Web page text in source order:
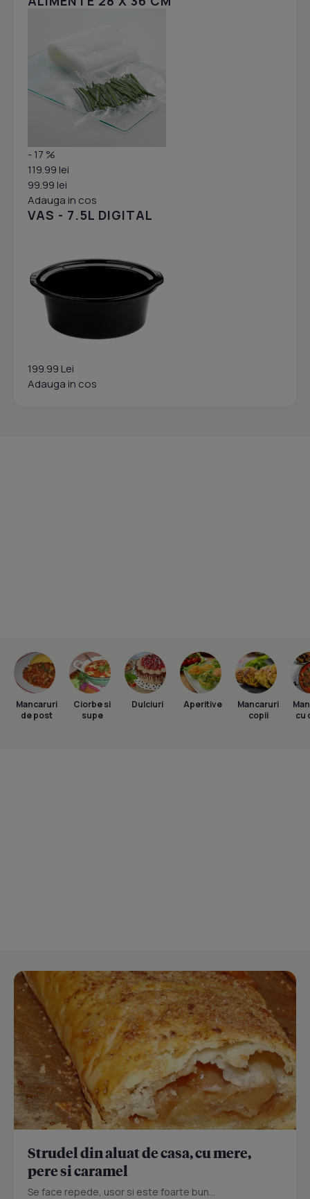
- 17 %
119.99 lei
99.99 lei
Adauga in cos
VAS - 7.5L DIGITAL
199.99 Lei
Adauga in cos
Mancaruri
de post
Ciorbe si
supe
Dulciuri Aperitive
Mancaruri
copii
cu
Strudel din aluat de casa, cu mere,
pere si caramel
Se face repede, usor si este foarte bun...